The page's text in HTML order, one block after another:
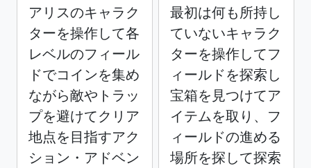
アリスのキャラク
ターを操作して各
レベルのフィール
ドでコインを集め
ながら敵やトラッ
プを避けてクリア
地点を目指すアク
ション・アドベン
最初は何も所持し
ていないキャラク
ターを操作してフ
ィールドを探索し
宝箱を見つけてア
イテムを取り、フ
ィールドの進める
場所を探して探索